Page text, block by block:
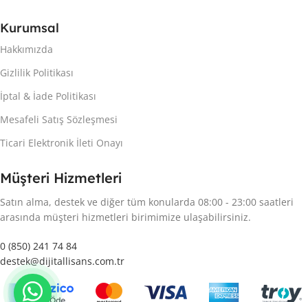
Kurumsal
Hakkımızda
Gizlilik Politikası
İptal & İade Politikası
Mesafeli Satış Sözleşmesi
Ticari Elektronik İleti Onayı
Müşteri Hizmetleri
Satın alma, destek ve diğer tüm konularda 08:00 - 23:00 saatleri
arasında müşteri hizmetleri birimimize ulaşabilirsiniz.
0 (850) 241 74 84
destek@dijitallisans.com.tr